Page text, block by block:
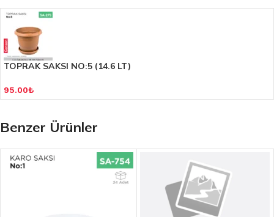
TOPRAK SAKSI NO:5 (14.6 LT)
95.00₺
Benzer Ürünler